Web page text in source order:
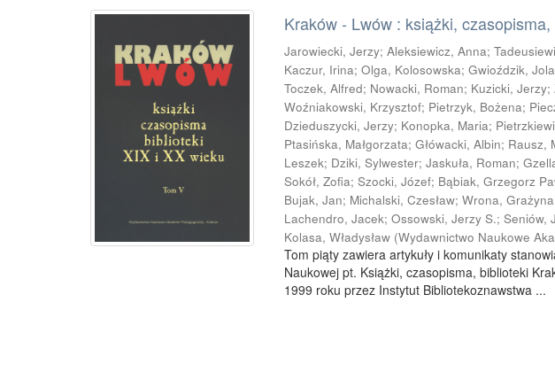
Kraków - Lwów : książki,
Jarowiecki, Jerzy;Aleksiewicz, Anna;
Kaczur, Irina;Olga, Kolosowska;Gwioździk,
Toczek, Alfred; Nowacki, Roman; Kuzicki, Jerzy;
Woźniakowski, Krzysztof; Pietrzyk, Bożena;
Dzieduszycki, Jerzy; Konopka, Maria;
Ptasińska, Małgorzata;Główacki, Albin; Rausz,
Leszek; Dziki, Sylwester;Jaskuła, Roman;
Sokół, Zofia;Szocki, Józef; Bąbiak, Grzegorz
Bujak, Jan; Michalski, Czesław;Wrona, Grażyna
Lachendro, Jacek;Ossowski, Jerzy S.;Seniów,
Kolasa, Władysław (Wydawnictwo Naukowe
Tom piąty zawiera artykuły i komunikaty
Naukowej pt. Książki, czasopisma, biblioteki
1999 roku przez Instytut Bibliotekoznawstwa ...